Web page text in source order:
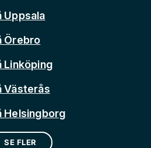
Uppsala
Örebro
Linköping
Västerås
Helsingborg
SE FLER